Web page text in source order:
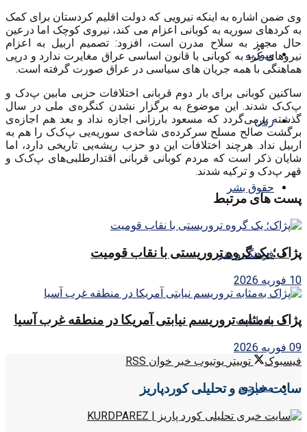
سوریه
زنان
حقوق بشر
فرهنگ و هنر
یادداشت
مصاحبه
وی ضمن اشاره به اینکه نیرویی که دولت اقلیم کردستان برای کمک
به کردهای سوریه به کوبانی اعزام می کند، نیروی کوچک اما درعین
حال مجهز به سلاح مدرن است، افزود: تصمیم اربیل به اعزام
نیروهای کُرد به کوبانی با قانون اساسی عراق مغایرت ندارد و درپی
هماهنگی با همه جریان های سیاسی در عراق صورت گرفته است.
ساکنین کوبانی برای بار دوم قربانی اختلافات حزبی مابین پ‌د‌ک و
پ‌ک‌ک شدند. این موضوع به برگزار نشدن کنگره‌ی ملی در سال
گذشته برمی‌گردد که مسعود بارزانی اجازه‌ نداد و بعد هم اجازه‌ی
برگشت صالح مسلح سرکرده‌ی شاخه‌ی سوریه‌یی پ‌ک‌ک را هم به
اربیل نداد. هرچند اختلافات این دو حزب ریشه‌یی تاریخی دارد، اما
شایان ذکر است که مردم کوبانی قربانی اقتدارطلبی‌های پ‌ک‌ک و
قهر پ‌د‌ک و ترکیه شدند.
پست های مرتبط
پژاک؛ یک گروه تروریستی با نقاب قومیت
10 فوریه 2026
پژاک به‌مثابه تروریسم نیابتی آمریکا در منطقه غرب آسیا
09 فوریه 2026
فیسبوک
توییتر یوتیوب خبر خوان RSS
سایت خبری و تحلیلی کوردپاریز